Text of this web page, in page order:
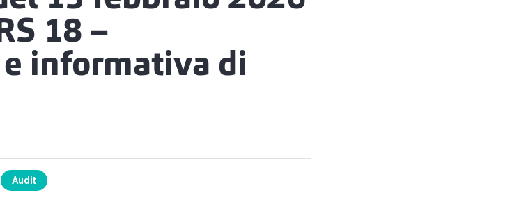
18 –
informativa di
Audit